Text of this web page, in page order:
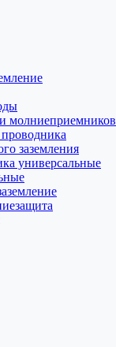
молниеприемников
заземления
универсальные